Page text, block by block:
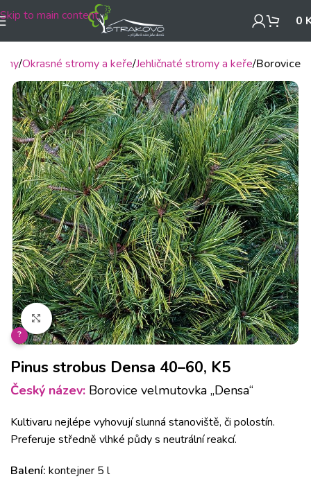
Skip to main content 0
Okrasné stromy a keře Jehličnaté stromy a keře Borovice
Klikněte pro zvětšení
?
Pinus strobus Densa 40–60, K5
Český název: Borovice velmutovka „Densa“
Kultivaru nejlépe vyhovují slunná stanoviště, či polostín.
Preferuje středně vlhké půdy s neutrální reakcí.
Balení: kontejner 5 l